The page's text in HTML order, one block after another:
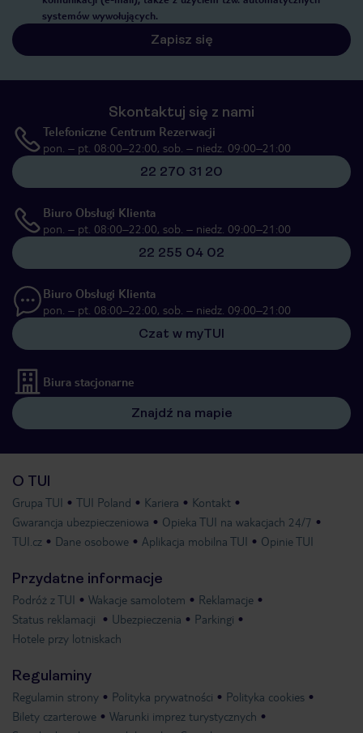
systemów wywołujących.
Zapisz się
Skontaktuj się z nami
Telefoniczne Centrum Rezerwacji
pon. – pt. 08:00–22:00, sob. – niedz. 09:00–21:00
22 270 31 20
Biuro Obsługi Klienta
pon. – pt. 08:00–22:00, sob. – niedz. 09:00–21:00
22 255 04 02
Biuro Obsługi Klienta
pon. – pt. 08:00–22:00, sob. – niedz. 09:00–21:00
Czat w myTUI
Biura stacjonarne
Znajdź na mapie
O TUI
Grupa TUI TUI Poland Kariera
Kontakt
Gwarancja ubezpieczeniowa
Opieka TUI na wakacjach 24/7
TUI.cz
Dane osobowe Aplikacja mobilna TUI Opinie TUI
Przydatne informacje
Podróż z TUI Wakacje samolotem
Reklamacje
Status reklamacji
Ubezpieczenia
Parkingi
Hotele przy lotniskach
Regulaminy
Regulamin strony Polityka prywatności
Polityka cookies
Bilety czarterowe
Warunki imprez turystycznych